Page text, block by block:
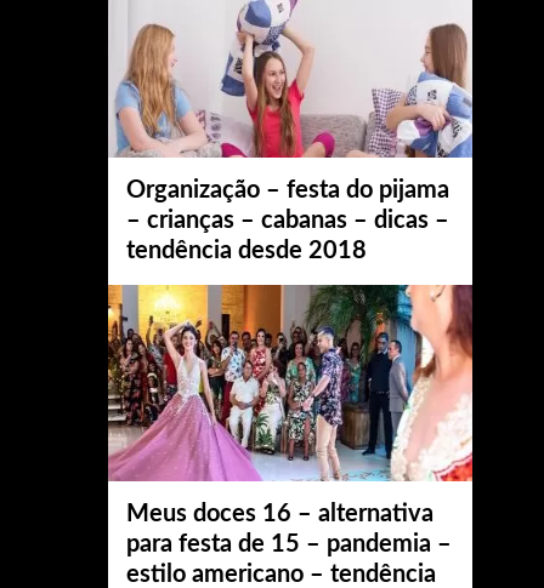
Organização – festa do pijama
– crianças – cabanas – dicas –
tendência desde 2018
Meus doces 16 – alternativa
para festa de 15 – pandemia –
estilo americano – tendência